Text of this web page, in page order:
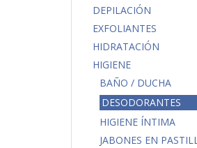
DEPILACIÓN
EXFOLIANTES
HIDRATACIÓN
HIGIENE
BAÑO / DUCHA
DESODORANTES
HIGIENE ÍNTIMA
JABONES EN